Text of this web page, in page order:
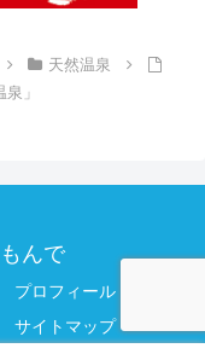
天然温泉
」
んで
プロフィール
サイトマップ